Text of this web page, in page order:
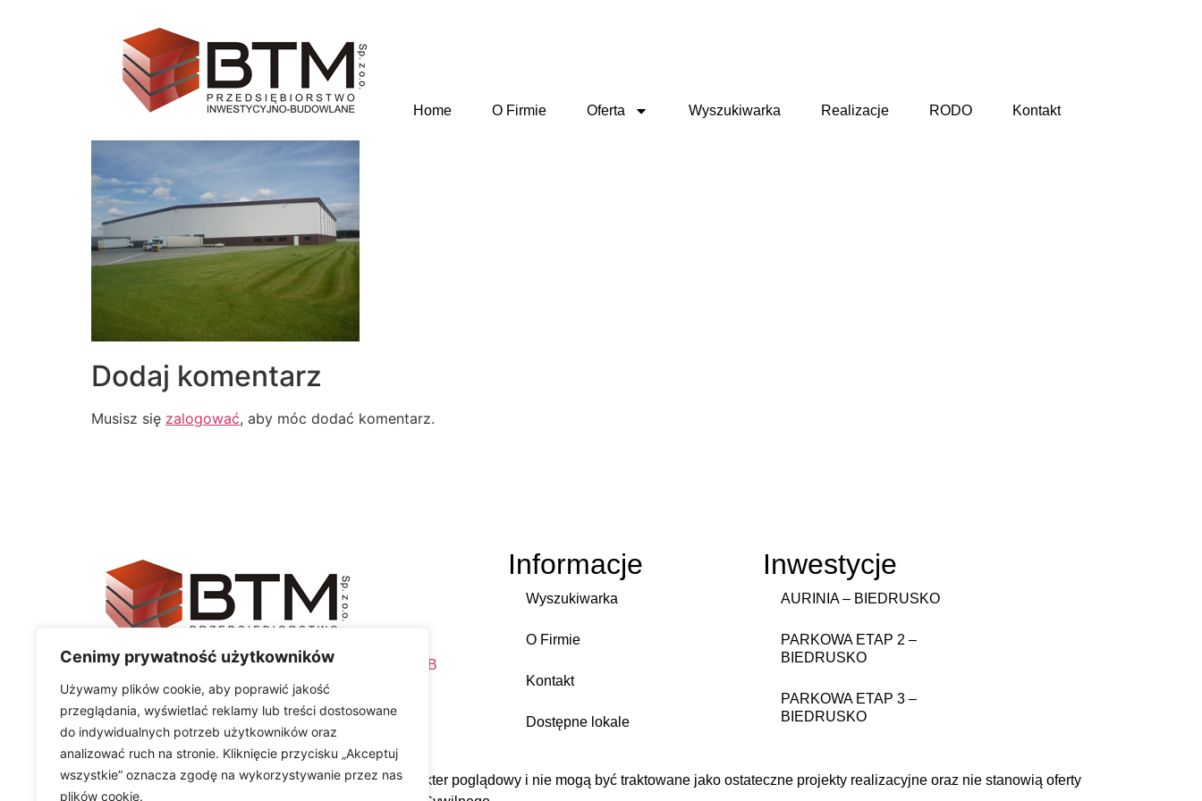
Cenimy prywatność użytkowników
Używamy plików cookie, aby poprawić jakość
przeglądania, wyświetlać reklamy lub treści dostosowane
do indywidualnych potrzeb użytkowników oraz
analizować ruch na stronie. Kliknięcie przycisku „Akceptuj
wszystkie” oznacza zgodę na wykorzystywanie przez nas
plików cookie.
Home O Firmie Oferta Wyszukiwarka Realizacje RODO Kontakt
Dodaj komentarz
Musisz się zalogować, aby móc dodać komentarz.
© Copyright 2024 BTM Sp. z o.o. Realizacja KDWEB
Informacje
Wyszukiwarka
O Firmie
Kontakt
Dostępne lokale
Inwestycje
AURINIA – BIEDRUSKO
PARKOWA ETAP 2 –
BIEDRUSKO
PARKOWA ETAP 3 –
BIEDRUSKO
Materiały zawarte na stronie internetowej mają charakter poglądowy i nie mogą być traktowane jako ostateczne projekty realizacyjne oraz nie stanowią oferty